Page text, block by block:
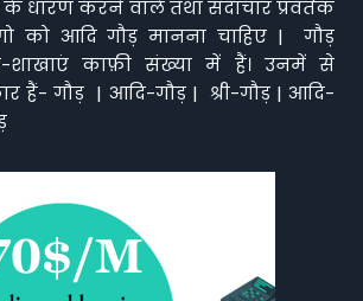
धारण करने वाले तथा सदाचार प्रवर्तक
को आदि गौड़ मानना चाहिए | गौड़
शाखाएं काफ़ी संख्या में हैं। उनमें से
हैं- गौड़ | आदि-गौड़ | श्री-गौड़ | आदि-